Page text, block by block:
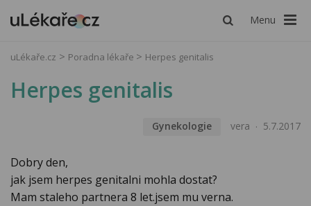
Menu
uLékaře.cz Poradna lékaře Herpes genitalis
Herpes genitalis
Gynekologie vera 5.7.2017
Dobry den,
jak jsem herpes genitalni mohla dostat?
Mam staleho partnera 8 let.jsem mu verna.